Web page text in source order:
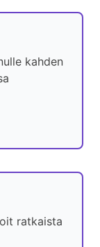
kahden
ratkaista